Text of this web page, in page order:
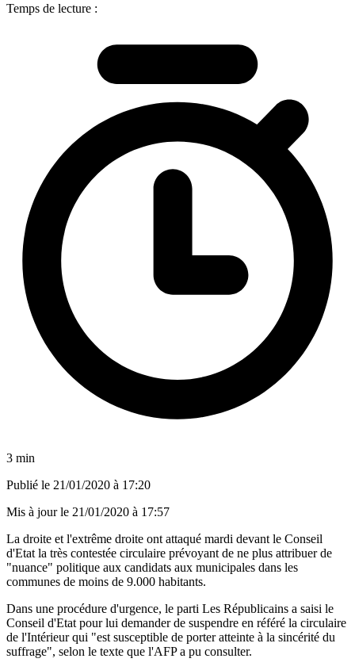
Temps de lecture :
3 min
Publié le 21/01/2020 à 17:20
Mis à jour le 21/01/2020 à 17:57
La droite et l'extrême droite ont attaqué mardi devant le Conseil
d'Etat la très contestée circulaire prévoyant de ne plus attribuer de
"nuance" politique aux candidats aux municipales dans les
communes de moins de 9.000 habitants.
Dans une procédure d'urgence, le parti Les Républicains a saisi le
Conseil d'Etat pour lui demander de suspendre en référé la circulaire
de l'Intérieur qui "est susceptible de porter atteinte à la sincérité du
suffrage", selon le texte que l'AFP a pu consulter.